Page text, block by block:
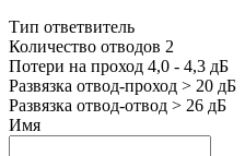
Тип ответвитель
Количество отводов 2
Потери на проход 4,0 - 4,3 дБ
Развязка отвод-проход > 20 дБ
Развязка отвод-отвод > 26 дБ
Имя